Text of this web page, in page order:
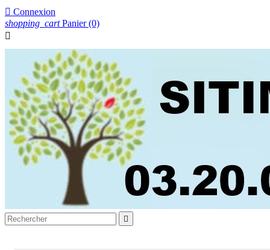
 Connexion
shopping_cart Panier (0)

